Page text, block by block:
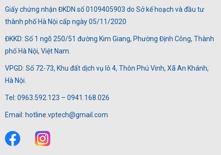
Giấy chứng nhận ĐKDN số 0109405903 do Sở kế hoạch và đầu tư
thành phố Hà Nội cấp ngày 05/11/2020
ĐKKD: Số 1 ngõ 250/51 đường Kim Giang, Phường Định Công, Thành
phố Hà Nội, Việt Nam.
VPGD: Số 72-73, Khu đất dịch vụ lô 4, Thôn Phú Vinh, Xã An Khánh,
Hà Nội.
Tel: 0963.592.123 – 0941.168.026
Email: hotline.vptech@gmail.com